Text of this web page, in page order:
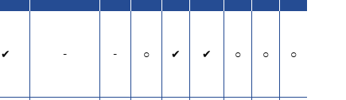
✔ - - ○ ✔ ✔ ○ ○ ○